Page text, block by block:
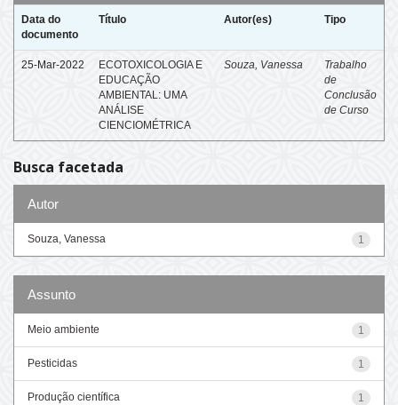
Data do
documento
Título Autor(es) Tipo
25-Mar-2022
ECOTOXICOLOGIA E
EDUCAÇÃO
AMBIENTAL: UMA
ANÁLISE
CIENCIOMÉTRICA
Souza, Vanessa
Trabalho
de
Conclusão
de Curso
Busca facetada
Autor
1
Souza, Vanessa
Assunto
1
Meio ambiente
1
Pesticidas
1
Produção científica